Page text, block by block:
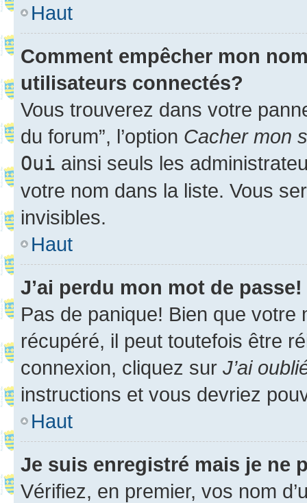
Haut
Comment empêcher mon
utilisateurs connectés?
Vous trouverez dans votre
du forum”, l’option Cacher mon
Oui ainsi seuls les
votre nom dans la liste. Vous
invisibles.
Haut
J’ai perdu mon mot de passe!
Pas de panique! Bien que
récupéré, il peut toutefois être
connexion, cliquez sur J’ai
instructions et vous devriez
Haut
Je suis enregistré mais je ne
Vérifiez, en premier, vos nom